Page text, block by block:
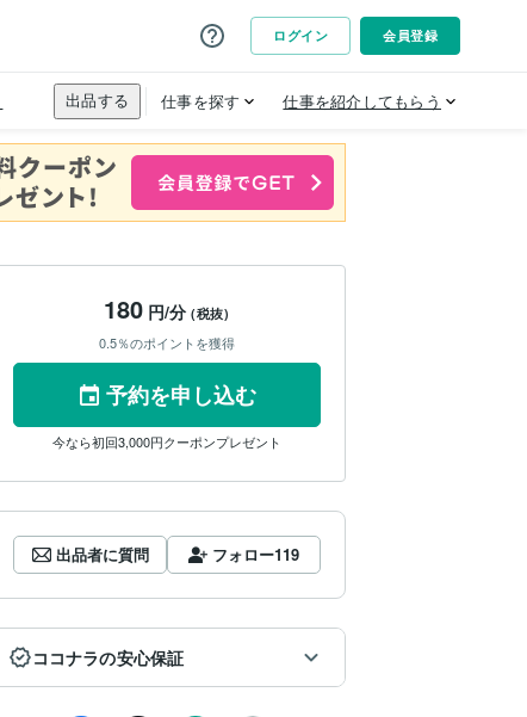
180 円/分(税抜)
0.5％のポイントを獲得
予約を申し込む
今なら初回3,000円クーポンプレゼント
出品者に質問 フォロー119
ココナラの安心保証